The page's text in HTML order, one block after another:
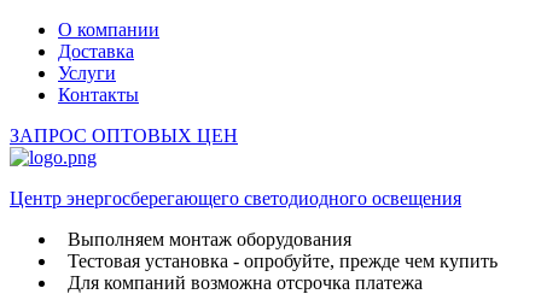
О компании
Доставка
Услуги
Контакты
ЗАПРОС ОПТОВЫХ ЦЕН
Центр энергосберегающего светодиодного освещения
Выполняем монтаж оборудования
Тестовая установка - опробуйте, прежде чем купить
Для компаний возможна отсрочка платежа